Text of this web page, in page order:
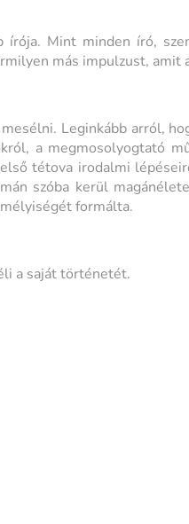
írója. Mint minden író,
más impulzust,
Leginkább arról,
a megmosolyogtató
tétova irodalmi
szóba kerül
formálta.
a saját történetét.